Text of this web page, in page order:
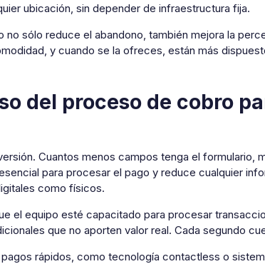
ubicación, sin depender de infraestructura fija.
no sólo reduce el abandono, también mejora la
y cuando se la ofreces, están más
del proceso de cobro
Cuantos menos campos tenga el formulario,
para procesar el pago y reduce cualquier
como físicos.
el equipo esté capacitado para procesar
que no aporten valor real. Cada segundo
rápidos, como tecnología contactless o